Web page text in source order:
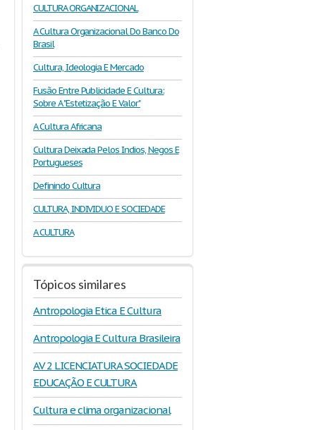
CULTURA ORGANIZACIONAL
A Cultura Organizacional Do Banco Do
Brasil
Cultura, Ideologia E Mercado
Fusão Entre Publicidade E Cultura:
Sobre A "Estetização E Valor"
A Cultura Africana
Cultura Deixada Pelos Indios, Negos E
Portugueses
Definindo Cultura
CULTURA, INDIVIDUO E SOCIEDADE
A CULTURA
Tópicos similares
Antropologia Etica E Cultura
Antropologia E Cultura Brasileira
AV 2 LICENCIATURA SOCIEDADE
EDUCAÇÃO E CULTURA
Cultura e clima organizacional